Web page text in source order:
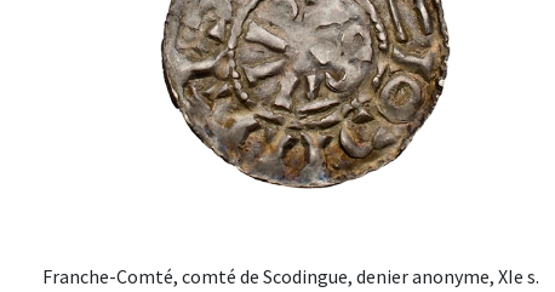
Franche-Comté, comté de Scodingue, denier anonyme, XIe s.